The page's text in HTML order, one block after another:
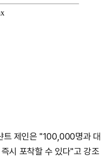
제인은 "100,000명과 대
시 포착할 수 있다"고 강조